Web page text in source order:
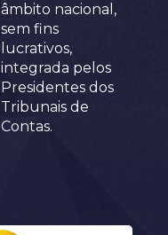
âmbito nacional,
sem fins
lucrativos,
integrada pelos
Presidentes dos
Tribunais de
Contas.